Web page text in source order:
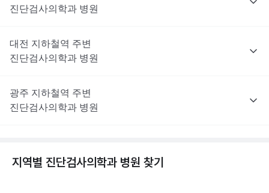
진단검사의학과 병원
대전 지하철역 주변
진단검사의학과 병원
광주 지하철역 주변
진단검사의학과 병원
지역별 진단검사의학과 병원 찾기